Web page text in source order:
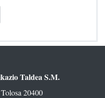
Taldea S.M.
20400